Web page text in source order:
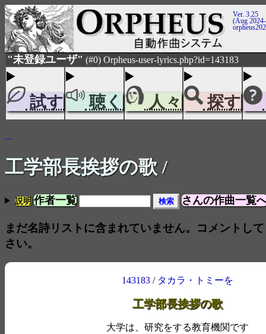
Ver. 3.25
(Aug
"未登録ユーザ" (#0) Orpheus-user-lyrics.php?id=143183
試す 聴く 人々 探す
...
工学部長挨拶の歌 /
説明 作者一覧 さんの作曲一覧
まだ名詩リストに含まれていません。コメントし
さい。
143183/ タカラ・トミーを
工学部長挨拶の歌
大学は、研究をする教育機関です